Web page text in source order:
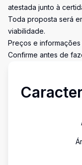
atestada junto à
Toda proposta será
viabilidade.
Preços e
Confirme antes de